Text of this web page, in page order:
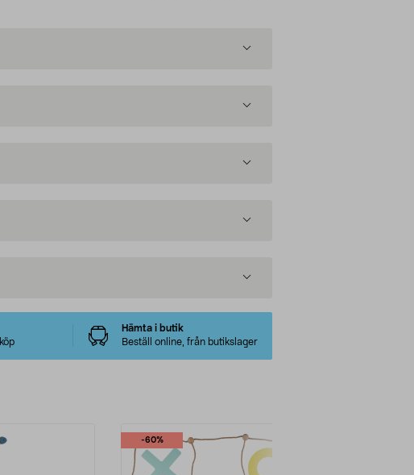
Hämta i butik
Beställ online, från butikslager
-60%